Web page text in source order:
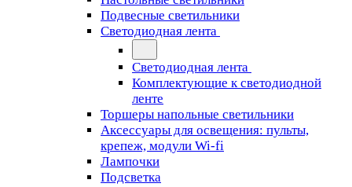
Подвесные светильники
Светодиодная лента
Светодиодная лента
Комплектующие к светодиодной
ленте
Торшеры напольные светильники
Аксессуары для освещения: пульты,
крепеж, модули Wi-fi
Лампочки
Подсветка